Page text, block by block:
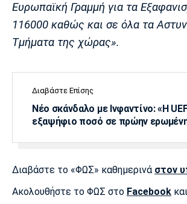
Μονακό
Ερυθρός
Αστέρας
Ευρωπαϊκή Γραμμή για τα
116000 καθώς και σε όλα τα
Τμήματα της χώρας».
Διαβάστε Επίσης
Νέο σκάνδαλο με Ινφαντίνο: «Η
εξαψήφιο ποσό σε πρώην
Διαβάστε το «ΦΩΣ» καθημερινά στον
Ακολουθήστε το ΦΩΣ στο Facebook